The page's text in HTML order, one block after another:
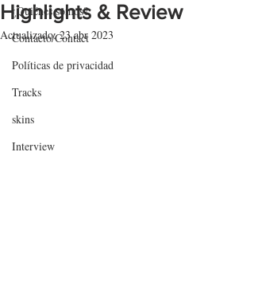
¿Quiénes somos?
Contacto/Contact
Políticas de privacidad
Tracks
skins
Interview
Highlights & Review
Actualizado:23 abr 2023